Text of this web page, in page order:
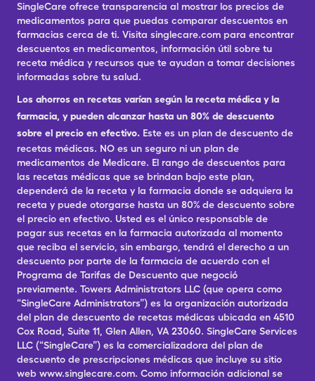
SingleCare ofrece transparencia al mostrar los precios de
medicamentos para que puedas comparar descuentos en
farmacias cerca de ti. Visita singlecare.com para encontrar
descuentos en medicamentos, información útil sobre tu
receta médica y recursos que te ayudan a tomar decisiones
informadas sobre tu salud.
Los ahorros en recetas varían según la receta médica y la
farmacia, y pueden alcanzar hasta un 80% de descuento
sobre el precio en efectivo. Este es un plan de descuento de
recetas médicas. NO es un seguro ni un plan de
medicamentos de Medicare. El rango de descuentos para
las recetas médicas que se brindan bajo este plan,
dependerá de la receta y la farmacia donde se adquiera la
receta y puede otorgarse hasta un 80% de descuento sobre
el precio en efectivo. Usted es el único responsable de
pagar sus recetas en la farmacia autorizada al momento
que reciba el servicio, sin embargo, tendrá el derecho a un
descuento por parte de la farmacia de acuerdo con el
Programa de Tarifas de Descuento que negoció
previamente. Towers Administrators LLC (que opera como
“SingleCare Administrators”) es la organización autorizada
del plan de descuento de recetas médicas ubicada en 4510
Cox Road, Suite 11, Glen Allen, VA 23060. SingleCare Services
LLC (“SingleCare”) es la comercializadora del plan de
descuento de prescripciones médicas que incluye su sitio
web www.singlecare.com. Como información adicional se